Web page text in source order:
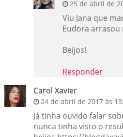
25 de abril de
Viu Jana que
Eudora arrasou
Beijos!
Responder
Carol Xavier
24 de abril de 2017 às
Já tinha ouvido falar
nunca tinha visto o